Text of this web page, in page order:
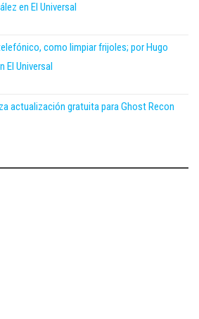
en El Universal
como limpiar frijoles; por Hugo
El Universal
actualización gratuita para Ghost Recon